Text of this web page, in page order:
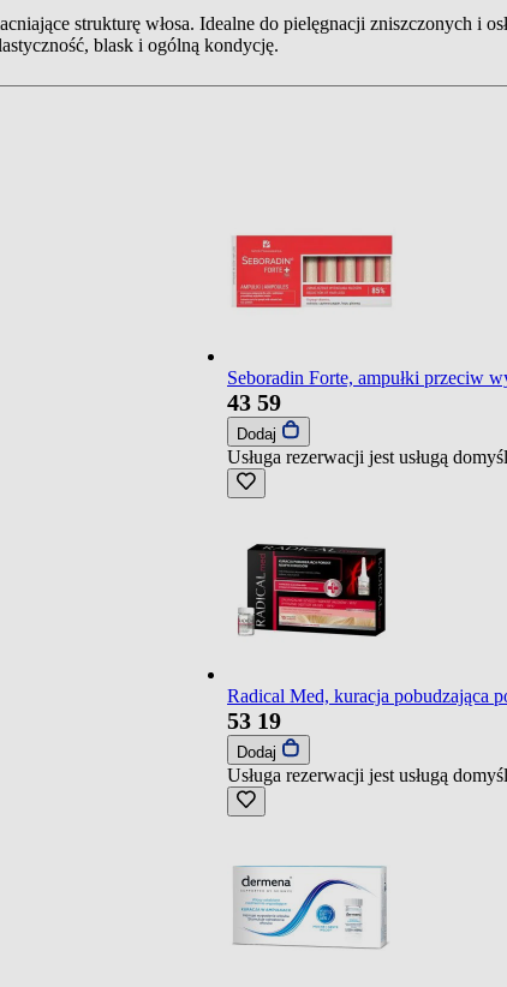
strukturę włosa. Idealne do pielęgnacji zniszczonych i
blask i ogólną kondycję.
Seboradin Forte, ampułki przeciw
43 59
Dodaj
Usługa rezerwacji jest usługą
Radical Med, kuracja pobudzająca
53 19
Dodaj
Usługa rezerwacji jest usługą